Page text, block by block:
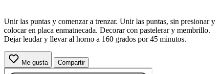
Unir las puntas y comenzar a trenzar. Unir las puntas, sin presionar y
colocar en placa enmatnecada. Decorar con pastelerar y membrillo.
Dejar leudar y llevar al horno a 160 grados por 45 minutos.
Me gusta Compartir